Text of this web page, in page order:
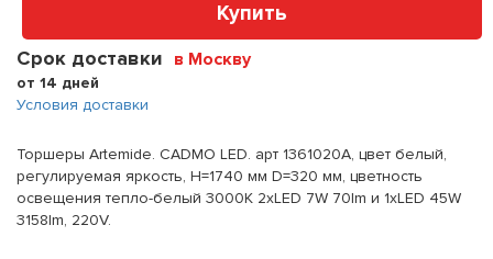
Купить
Срок доставки в Москву
от 14 дней
Условия доставки
Торшеры Artemide. CADMO LED. арт 1361020A, цвет белый,
регулируемая яркость, H=1740 мм D=320 мм, цветность
освещения тепло-белый 3000K 2xLED 7W 70lm и 1xLED 45W
3158lm, 220V.